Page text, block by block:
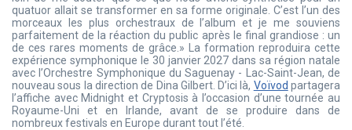
quatuor allait se transformer en sa forme originale. C’est l’un des
morceaux les plus orchestraux de l’album et je me souviens
parfaitement de la réaction du public après le final grandiose : un
de ces rares moments de grâce.» La formation reproduira cette
expérience symphonique le 30 janvier 2027 dans sa région natale
avec l’Orchestre Symphonique du Saguenay - Lac-Saint-Jean, de
nouveau sous la direction de Dina Gilbert. D’ici là, Voïvod partagera
l’affiche avec Midnight et Cryptosis à l’occasion d’une tournée au
Royaume-Uni et en Irlande, avant de se produire dans de
nombreux festivals en Europe durant tout l’été.